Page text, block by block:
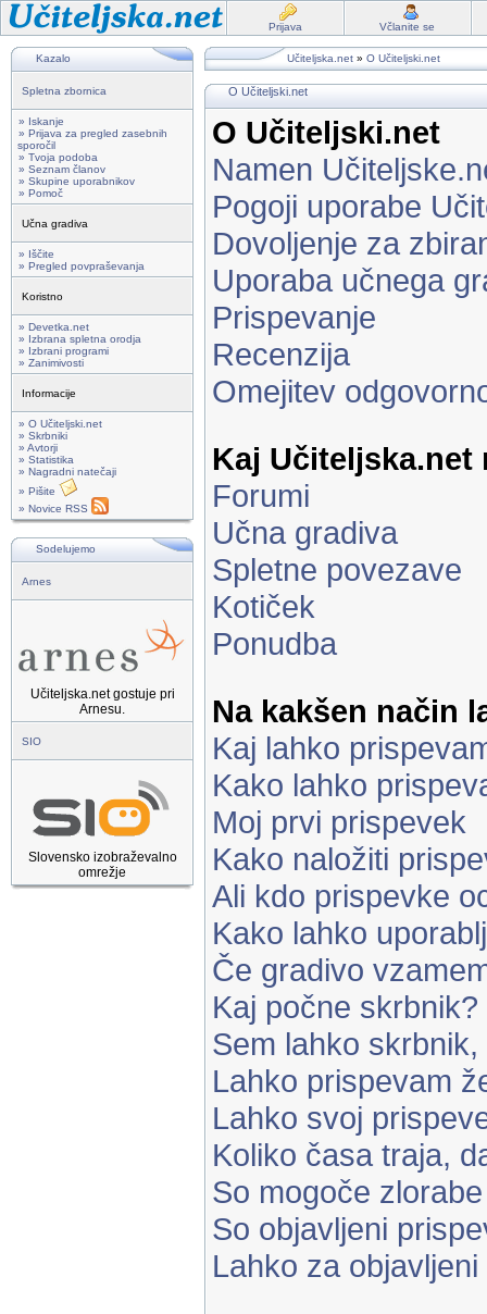
Prijava Včlanite se
Kazalo
Spletna zbornica
» Iskanje
» Prijava za pregled zasebnih
sporočil
» Tvoja podoba
» Seznam članov
» Skupine uporabnikov
» Pomoč
Učna gradiva
» Iščite
» Pregled povpraševanja
Koristno
» Devetka.net
» Izbrana spletna orodja
» Izbrani programi
» Zanimivosti
Informacije
» O Učiteljski.net
» Skrbniki
» Avtorji
» Statistika
» Nagradni natečaji
» Pišite
» Novice RSS
Sodelujemo
Arnes
Učiteljska.net gostuje pri
Arnesu.
SIO
Slovensko izobraževalno
omrežje
Učiteljska.net » O Učiteljski.net
O Učiteljski.net
O Učiteljski.net
Namen
Pogoji uporabe
Dovoljenje za
Uporaba učnega
Prispevanje
Recenzija
Omejitev
Kaj Učiteljska.net
Forumi
Učna gradiva
Spletne povezave
Kotiček
Ponudba
Na kakšen način
Kaj lahko
Kako lahko
Moj prvi prispevek
Kako naložiti
Ali kdo prispevke
Kako lahko
Če gradivo
Kaj počne skrbnik?
Sem lahko
Lahko prispevam
Lahko svoj
Koliko časa traja,
So mogoče
So objavljeni
Lahko za